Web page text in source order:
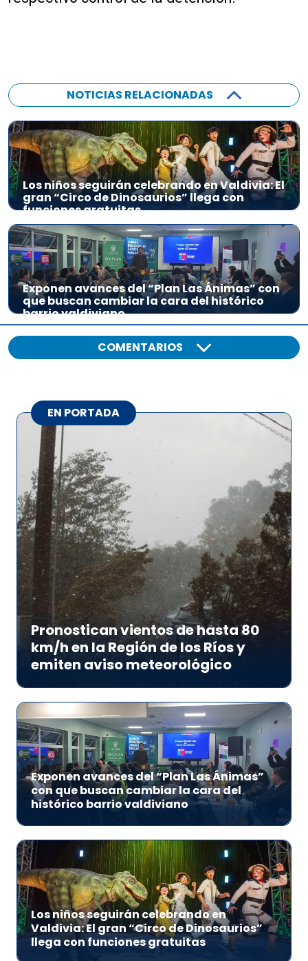
NOTICIAS RELACIONADAS
Los niños seguirán celebrando en Valdivia: El
gran “Circo de Dinosaurios” llega con
funciones gratuitas
Exponen avances del “Plan Las Ánimas” con
que buscan cambiar la cara del histórico
barrio valdiviano
COMENTARIOS
EN PORTADA
Pronostican vientos de hasta 80
km/h en la Región de los Ríos y
emiten aviso meteorológico
Exponen avances del “Plan Las Ánimas”
con que buscan cambiar la cara del
histórico barrio valdiviano
Los niños seguirán celebrando en
Valdivia: El gran “Circo de Dinosaurios”
llega con funciones gratuitas